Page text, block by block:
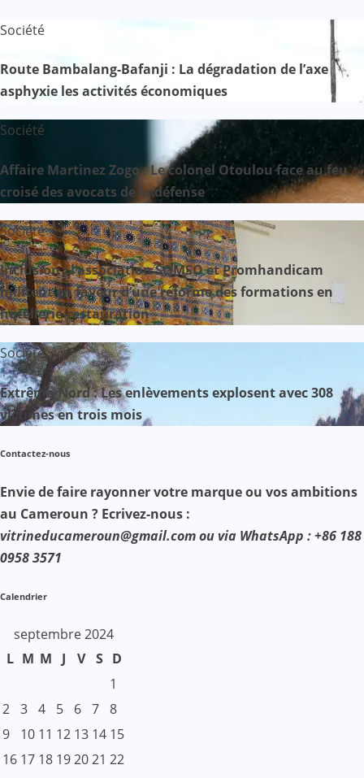
Société
Route Bambalang-Bafanji : La dégradation de l’axe
asphyxie les activités économiques
Société
Affaire Martinez Zogo : Le colonel Otoulou face au feu
croisé des avocats de la défense
Société
Inclusion : l’association SOMSO et Promhandicam
militent en faveur d’une réforme des formations en
hôtellerie-restauration
Société
Extrême-Nord : Les enlèvements explosent avec 308
victimes en trois mois
Contactez-nous
Envie de faire rayonner votre marque ou vos ambitions
au Cameroun ? Ecrivez-nous :
vitrineducameroun@gmail.com ou via WhatsApp : +86 188
0958 3571
Calendrier
septembre 2024
L M M J V S D
1
2 3 4 5 6 7 8
9
10 11 12 13 14 15
16 17 18 192021 22